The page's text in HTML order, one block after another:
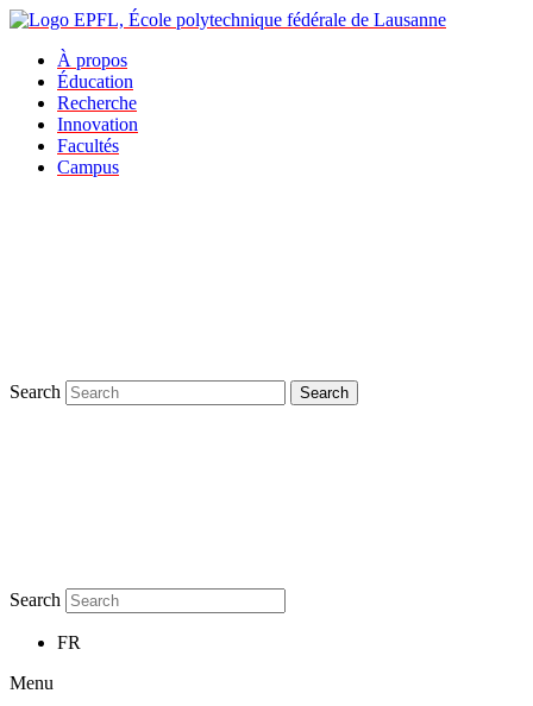
À propos
Éducation
Recherche
Innovation
Facultés
Campus
Search Search
Search
FR
Menu